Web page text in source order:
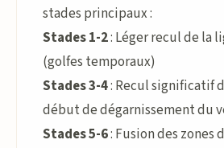
stades principaux :
Stades 1-2: Léger recul de la
(golfes temporaux)
Stades 3-4: Recul significatif
début de dégarnissement du
Stades 5-6: Fusion des zones